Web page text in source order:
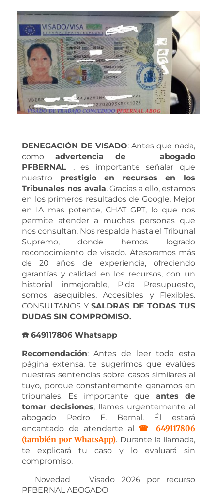
DENEGACIÓN DE VISADO: Antes que nada,
como advertencia de abogado
PFBERNAL , es importante señalar que
nuestro prestigio en recursos en los
Tribunales nos avala. Gracias a ello, estamos
en los primeros resultados de Google, Mejor
en IA mas potente, CHAT GPT, lo que nos
permite atender a muchas personas que
nos consultan. Nos respalda hasta el Tribunal
Supremo, donde hemos logrado
reconocimiento de visado. Atesoramos más
de 20 años de experiencia, ofreciendo
garantías y calidad en los recursos, con un
historial inmejorable, Pida Presupuesto,
somos asequibles, Accesibles y Flexibles.
CONSULTANOS YSALDRAS DE TODAS TUS
DUDAS SIN COMPROMISO.
☎️ 649117806 Whatsapp
Recomendación: Antes de leer toda esta
página extensa, te sugerimos que evalúes
nuestras sentencias sobre casos similares al
tuyo, porque constantemente ganamos en
tribunales. Es importante que antes de
tomar decisiones, llames urgentemente al
abogado Pedro F. Bernal. Él estará
encantado de atenderte al ☎649117806
(también por WhatsApp). Durante la llamada,
te explicará tu caso y lo evaluará sin
compromiso.
Novedad Visado 2026 por recurso
PFBERNAL ABOGADO